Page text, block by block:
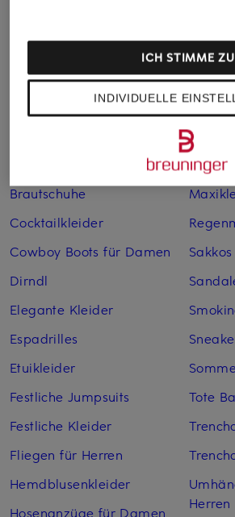
Abendkleider
Anzüge für Herren
Bademäntel für Herren
Brautschuhe
Cocktailkleider
Cowboy Boots für Damen
Dirndl
Elegante Kleider
Espadrilles
Etuikleider
Festliche Jumpsuits
Festliche Kleider
Fliegen für Herren
Hemdblusenkleider
Hosenanzüge für Damen
Sakkos
Tote
Herren
INDIVIDUELLE
ICH STIMME ZU